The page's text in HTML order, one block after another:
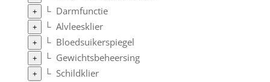
+ └ Darmfunctie
+ └ Alvleesklier
+ └ Bloedsuikerspiegel
+ └ Gewichtsbeheersing
+ └ Schildklier